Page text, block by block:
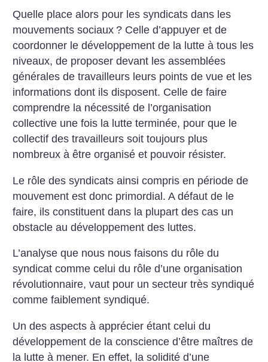
Quelle place alors pour les syndicats dans les
mouvements sociaux ? Celle d’appuyer et de
coordonner le développement de la lutte à tous les
niveaux, de proposer devant les assemblées
générales de travailleurs leurs points de vue et les
informations dont ils disposent. Celle de faire
comprendre la nécessité de l’organisation
collective une fois la lutte terminée, pour que le
collectif des travailleurs soit toujours plus
nombreux à être organisé et pouvoir résister.
Le rôle des syndicats ainsi compris en période de
mouvement est donc primordial. A défaut de le
faire, ils constituent dans la plupart des cas un
obstacle au développement des luttes.
L’analyse que nous nous faisons du rôle du
syndicat comme celui du rôle d’une organisation
révolutionnaire, vaut pour un secteur très syndiqué
comme faiblement syndiqué.
Un des aspects à apprécier étant celui du
développement de la conscience d’être maîtres de
la lutte à mener. En effet, la solidité d’une